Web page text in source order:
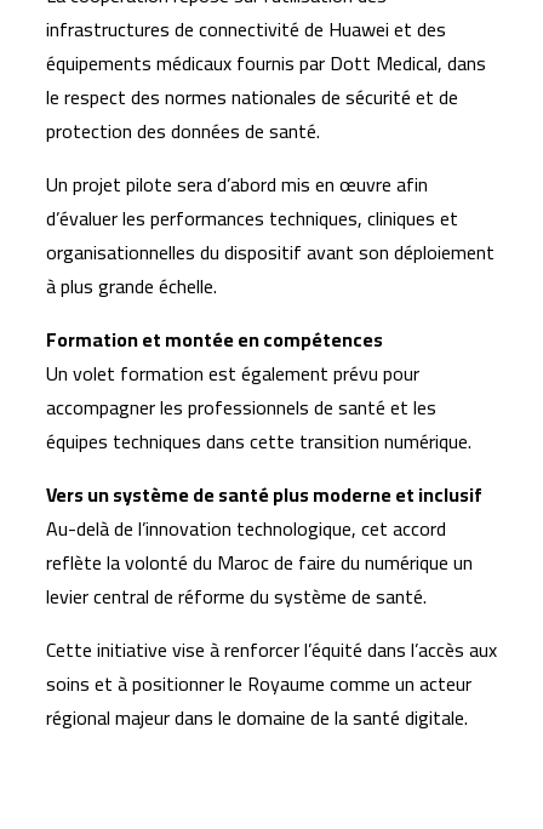
infrastructures de connectivité de Huawei et des
équipements médicaux fournis par Dott Medical, dans
le respect des normes nationales de sécurité et de
protection des données de santé.
Un projet pilote sera d’abord mis en œuvre afin
d’évaluer les performances techniques, cliniques et
organisationnelles du dispositif avant son déploiement
à plus grande échelle.
Formation et montée en compétences
Un volet formation est également prévu pour
accompagner les professionnels de santé et les
équipes techniques dans cette transition numérique.
Vers un système de santé plus moderne et inclusif
Au-delà de l’innovation technologique, cet accord
reflète la volonté du Maroc de faire du numérique un
levier central de réforme du système de santé.
Cette initiative vise à renforcer l’équité dans l’accès aux
soins et à positionner le Royaume comme un acteur
régional majeur dans le domaine de la santé digitale.